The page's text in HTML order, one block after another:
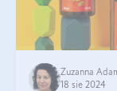
Zuzanna
18 sie 2024